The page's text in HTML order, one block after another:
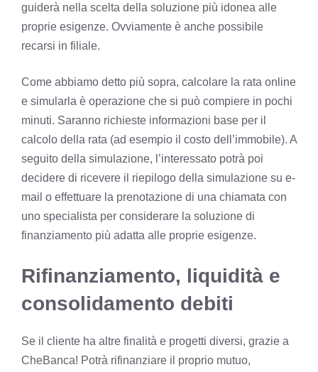
guiderà nella scelta della soluzione più idonea alle
proprie esigenze. Ovviamente è anche possibile
recarsi in filiale.
Come abbiamo detto più sopra, calcolare la rata online
e simularla è operazione che si può compiere in pochi
minuti. Saranno richieste informazioni base per il
calcolo della rata (ad esempio il costo dell’immobile). A
seguito della simulazione, l’interessato potrà poi
decidere di ricevere il riepilogo della simulazione su e-
mail o effettuare la prenotazione di una chiamata con
uno specialista per considerare la soluzione di
finanziamento più adatta alle proprie esigenze.
Rifinanziamento, liquidità e
consolidamento debiti
Se il cliente ha altre finalità e progetti diversi, grazie a
CheBanca! Potrà rifinanziare il proprio mutuo,